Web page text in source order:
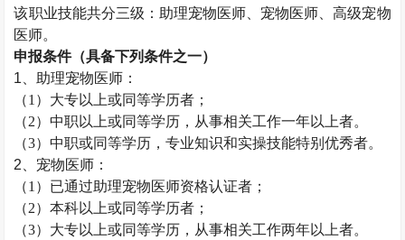
该职业技能共分三级：助理宠物医师、 宠物医师 、高级宠物
医师。
申报条件（具备下列条件之一）
1、助理宠物医师：
（1）大专以上或同等学历者；
（2）中职以上或同等学历，从事相关工作一年以上者。
（3）中职或同等学历，专业知识和实操技能特别优秀者。
2、宠物医师：
（1）已通过助理宠物医师资格认证者；
（2）本科以上或同等学历者；
（3）大专以上或同等学历，从事相关工作两年以上者。